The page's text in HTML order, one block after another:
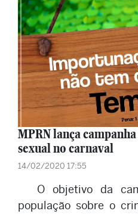
MPRN lança
sexual no carnaval
14/02/2020 17:55
O objetivo da
população sobre o